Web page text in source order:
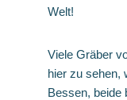
Welt!
Viele Gräber
hier zu sehen,
Bessen, beide